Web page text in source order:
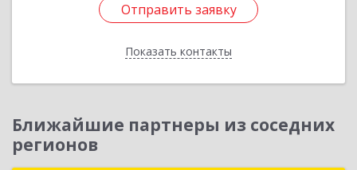
Отправить заявку
Показать контакты
Отправить заявку
Назад
Ближайшие партнеры из соседних
регионов